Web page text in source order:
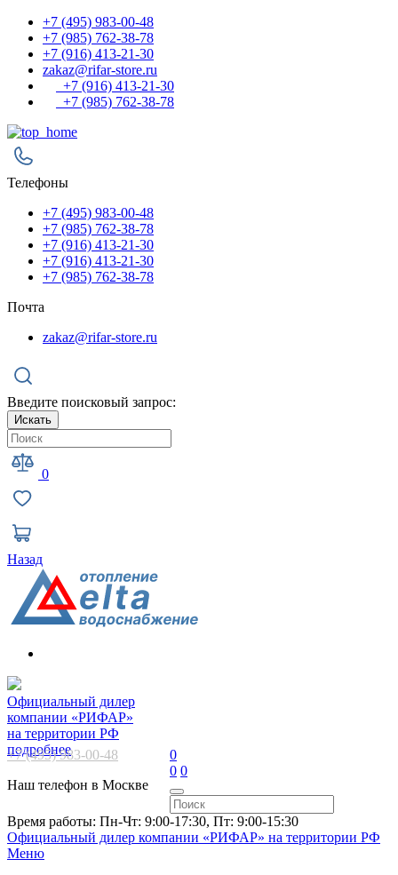
+7 (495) 983-00-48
+7 (985) 762-38-78
+7 (916) 413-21-30
zakaz@rifar-store.ru
+7 (916) 413-21-30
+7 (985) 762-38-78
Телефоны
+7 (495) 983-00-48
+7 (985) 762-38-78
+7 (916) 413-21-30
+7 (916) 413-21-30
+7 (985) 762-38-78
Почта
zakaz@rifar-store.ru
Введите поисковый запрос:
Искать
0
Назад
Официальный дилер
компании «РИФАР»
на территории РФ
подробнее
+7 (495) 983-00-48
Наш телефон в Москве
0
0 0
Время работы: Пн-Чт: 9:00-17:30, Пт: 9:00-15:30
Официальный дилер компании «РИФАР» на территории РФ
Меню